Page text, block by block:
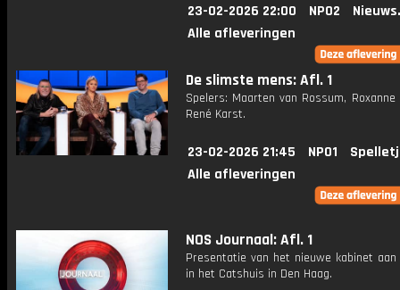
23-02-2026 22:00 NPO2
Alle afleveringen
De slimste mens: Afl. 1
Spelers: Maarten van Rossum,
René Karst.
23-02-2026 21:45 NPO1
Alle afleveringen
NOS Journaal: Afl. 1
Presentatie van het nieuwe kabinet
in het Catshuis in Den Haag.